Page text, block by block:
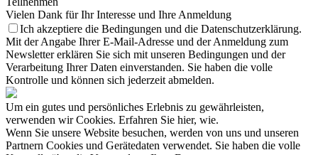
Vielen Dank für Ihr Interesse und Ihre Anmeldung
Ich akzeptiere die Bedingungen und die Datenschutzerklärung.
Mit der Angabe Ihrer E-Mail-Adresse und der Anmeldung zum
Newsletter erklären Sie sich mit unseren Bedingungen und der
Verarbeitung Ihrer Daten einverstanden. Sie haben die volle
Kontrolle und können sich jederzeit abmelden.
Um ein gutes und persönliches Erlebnis zu gewährleisten,
verwenden wir Cookies. Erfahren Sie hier, wie.
Wenn Sie unsere Website besuchen, werden von uns und unseren
Partnern Cookies und Gerätedaten verwendet. Sie haben die volle